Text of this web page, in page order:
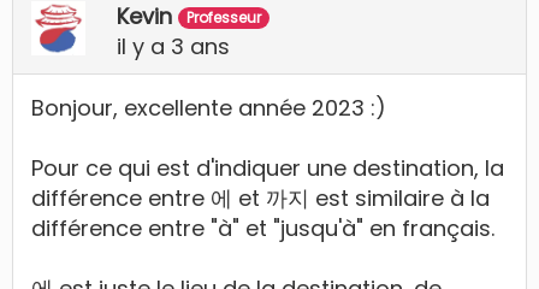
Kevin Professeur
il y a 3 ans
Bonjour, excellente année 2023 :)
Pour ce qui est d'indiquer une destination, la
différence entre 에 et 까지 est similaire à la
différence entre "à" et "jusqu'à" en français.